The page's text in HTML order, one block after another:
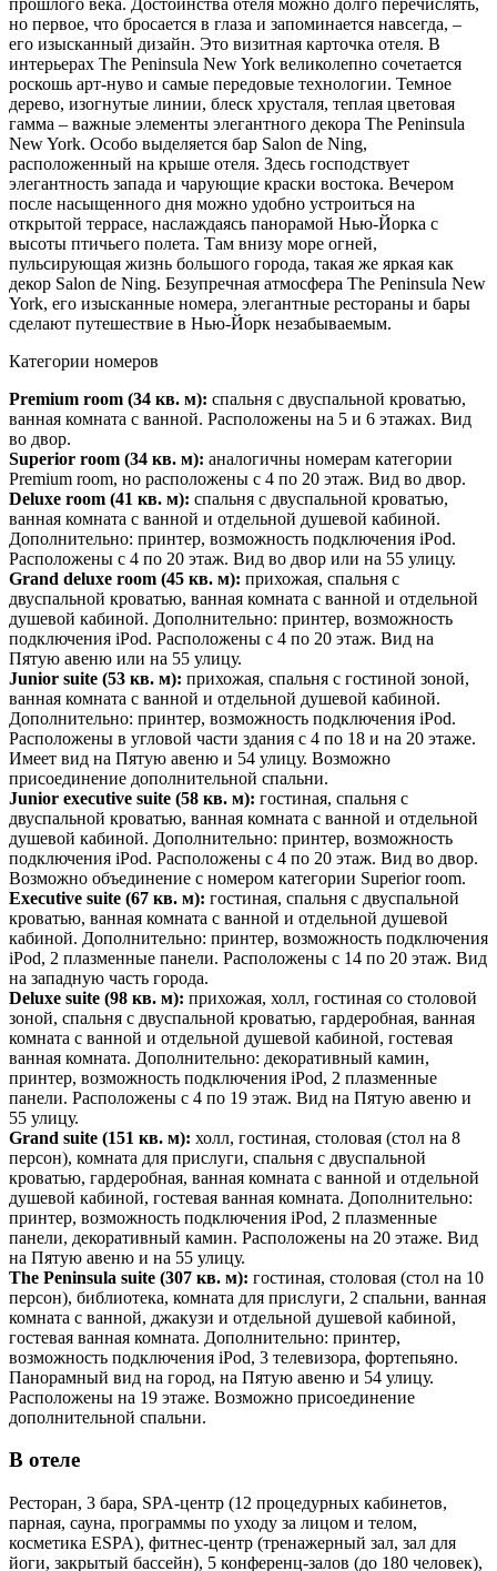
но первое, что бросается в глаза и запоминается навсегда, –
его изысканный дизайн. Это визитная карточка отеля. В
интерьерах The Peninsula New York великолепно сочетается
роскошь арт-нуво и самые передовые технологии. Темное
дерево, изогнутые линии, блеск хрусталя, теплая цветовая
гамма – важные элементы элегантного декора The Peninsula
New York. Особо выделяется бар Salon de Ning,
расположенный на крыше отеля. Здесь господствует
элегантность запада и чарующие краски востока. Вечером
после насыщенного дня можно удобно устроиться на
открытой террасе, наслаждаясь панорамой Нью-Йорка с
высоты птичьего полета. Там внизу море огней,
пульсирующая жизнь большого города, такая же яркая как
декор Salon de Ning. Безупречная атмосфера The Peninsula New
York, его изысканные номера, элегантные рестораны и бары
сделают путешествие в Нью-Йорк незабываемым.
Категории номеров
Premium room (34 кв. м): спальня с двуспальной кроватью,
ванная комната с ванной. Расположены на 5 и 6 этажах. Вид
во двор.
Superior room (34 кв. м): аналогичны номерам категории
Premium room, но расположены с 4 по 20 этаж. Вид во двор.
Deluxe room (41 кв. м): спальня с двуспальной кроватью,
ванная комната с ванной и отдельной душевой кабиной.
Дополнительно: принтер, возможность подключения iPod.
Расположены с 4 по 20 этаж. Вид во двор или на 55 улицу.
Grand deluxe room (45 кв. м): прихожая, спальня с
двуспальной кроватью, ванная комната с ванной и отдельной
душевой кабиной. Дополнительно: принтер, возможность
подключения iPod. Расположены с 4 по 20 этаж. Вид на
Пятую авеню или на 55 улицу.
Junior suite (53 кв. м): прихожая, спальня с гостиной зоной,
ванная комната с ванной и отдельной душевой кабиной.
Дополнительно: принтер, возможность подключения iPod.
Расположены в угловой части здания с 4 по 18 и на 20 этаже.
Имеет вид на Пятую авеню и 54 улицу. Возможно
присоединение дополнительной спальни.
Junior executive suite (58 кв. м): гостиная, спальня с
двуспальной кроватью, ванная комната с ванной и отдельной
душевой кабиной. Дополнительно: принтер, возможность
подключения iPod. Расположены с 4 по 20 этаж. Вид во двор.
Возможно объединение с номером категории Superior room.
Executive suite (67 кв. м): гостиная, спальня с двуспальной
кроватью, ванная комната с ванной и отдельной душевой
кабиной. Дополнительно: принтер, возможность подключения
iPod, 2 плазменные панели. Расположены с 14 по 20 этаж. Вид
на западную часть города.
Deluxe suite (98 кв. м): прихожая, холл, гостиная со столовой
зоной, спальня с двуспальной кроватью, гардеробная, ванная
комната с ванной и отдельной душевой кабиной, гостевая
ванная комната. Дополнительно: декоративный камин,
принтер, возможность подключения iPod, 2 плазменные
панели. Расположены с 4 по 19 этаж. Вид на Пятую авеню и
55 улицу.
Grand suite (151 кв. м): холл, гостиная, столовая (стол на 8
персон), комната для прислуги, спальня с двуспальной
кроватью, гардеробная, ванная комната с ванной и отдельной
душевой кабиной, гостевая ванная комната. Дополнительно:
принтер, возможность подключения iPod, 2 плазменные
панели, декоративный камин. Расположены на 20 этаже. Вид
на Пятую авеню и на 55 улицу.
The Peninsula suite (307 кв. м): гостиная, столовая (стол на 10
персон), библиотека, комната для прислуги, 2 спальни, ванная
комната с ванной, джакузи и отдельной душевой кабиной,
гостевая ванная комната. Дополнительно: принтер,
возможность подключения iPod, 3 телевизора, фортепьяно.
Панорамный вид на город, на Пятую авеню и 54 улицу.
Расположены на 19 этаже. Возможно присоединение
дополнительной спальни.
В отеле
Ресторан, 3 бара, SPA-центр (12 процедурных кабинетов,
парная, сауна, программы по уходу за лицом и телом,
косметика ESPA), фитнес-центр (тренажерный зал, зал для
йоги, закрытый бассейн), 5 конференц-залов (до 180 человек),